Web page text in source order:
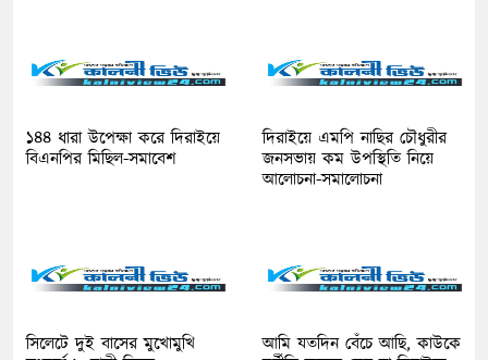
১৪৪ ধারা উপেক্ষা করে দিরাইয়ে
বিএনপির মিছিল-সমাবেশ
দিরাইয়ে এমপি নাছির চৌধুরীর
জনসভায় কম উপস্থিতি নিয়ে
আলোচনা-সমালোচনা
সিলেটে দুই বাসের মুখোমুখি
আমি যতদিন বেঁচে আছি, কাউকে